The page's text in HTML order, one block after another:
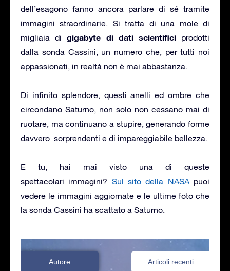
dell’esagono fanno ancora parlare di sé tramite
immagini straordinarie. Si tratta di una mole di
migliaia digigabyte di dati scientificiprodotti
dalla sonda Cassini, un numero che, per tutti noi
appassionati, in realtà non è mai abbastanza.
Di infinito splendore, questi anelli ed ombre che
circondano Saturno, non solo non cessano mai di
ruotare, ma continuano a stupire, generando forme
davvero sorprendenti e di impareggiabile bellezza.
E tu, hai mai visto una di queste
spettacolari immagini? Sul sito della NASApuoi
vedere le immagini aggiornate e le ultime foto che
la sonda Cassini ha scattato a Saturno.
Autore Articoli recenti